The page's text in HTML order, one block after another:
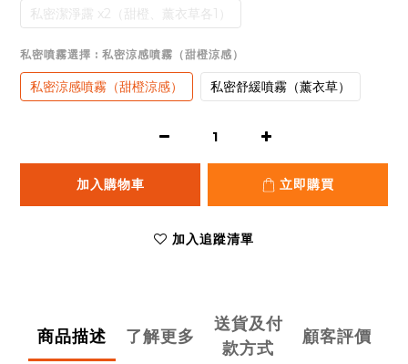
私密潔淨露 x2（甜橙、薰衣草各1）
私密噴霧選擇 : 私密涼感噴霧（甜橙涼感）
私密涼感噴霧（甜橙涼感） 私密舒緩噴霧（薰衣草）
加入購物車 立即購買
加入追蹤清單
商品描述 了解更多
送貨及付
款方式
顧客評價